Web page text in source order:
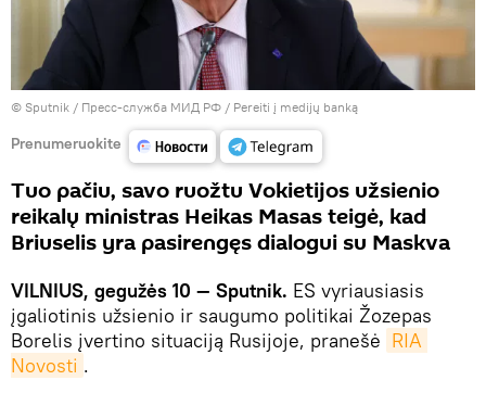
© Sputnik / Пресс-служба МИД РФ / Pereiti į medijų banką
Prenumeruokite
Tuo pačiu, savo ruožtu Vokietijos užsienio
reikalų ministras Heikas Masas teigė, kad
Briuselis yra pasirengęs dialogui su Maskva
VILNIUS, gegužės 10 — Sputnik. ES vyriausiasis
įgaliotinis užsienio ir saugumo politikai Žozepas
Borelis įvertino situaciją Rusijoje, pranešė RIA
Novosti .